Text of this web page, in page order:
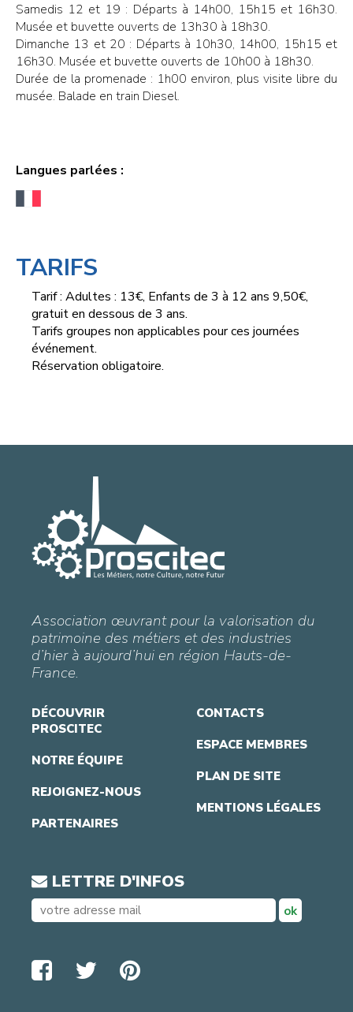
Samedis 12 et 19 : Départs à 14h00, 15h15 et 16h30.
Musée et buvette ouverts de 13h30 à 18h30.
Dimanche 13 et 20 : Départs à 10h30, 14h00, 15h15 et
16h30. Musée et buvette ouverts de 10h00 à 18h30.
Durée de la promenade : 1h00 environ, plus visite libre du
musée. Balade en train Diesel.
Langues parlées :
TARIFS
Tarif : Adultes : 13€, Enfants de 3 à 12 ans 9,50€,
gratuit en dessous de 3 ans.
Tarifs groupes non applicables pour ces journées
événement.
Réservation obligatoire.
Association œuvrant pour la valorisation du
patrimoine des métiers et des industries
d’hier à aujourd’hui en région Hauts-de-
France.
DÉCOUVRIR
PROSCITEC
NOTRE ÉQUIPE
REJOIGNEZ-NOUS
PARTENAIRES
CONTACTS
ESPACE MEMBRES
PLAN DE SITE
MENTIONS LÉGALES
LETTRE D'INFOS